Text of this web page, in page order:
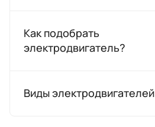
Как подобрать
электродвигатель?
Виды электродвигателей